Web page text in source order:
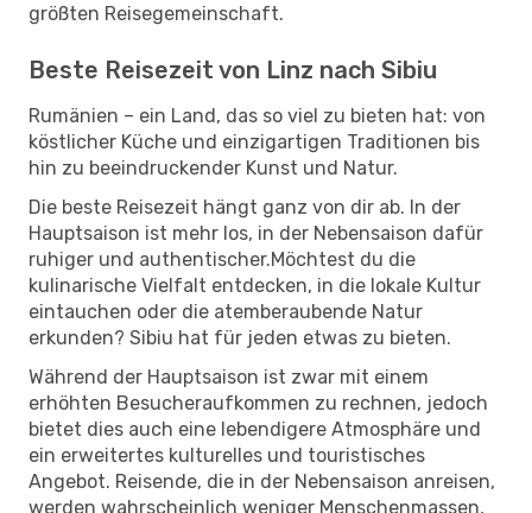
größten Reisegemeinschaft.
Beste Reisezeit von Linz nach Sibiu
Rumänien – ein Land, das so viel zu bieten hat: von
köstlicher Küche und einzigartigen Traditionen bis
hin zu beeindruckender Kunst und Natur.
Die beste Reisezeit hängt ganz von dir ab. In der
Hauptsaison ist mehr los, in der Nebensaison dafür
ruhiger und authentischer.Möchtest du die
kulinarische Vielfalt entdecken, in die lokale Kultur
eintauchen oder die atemberaubende Natur
erkunden? Sibiu hat für jeden etwas zu bieten.
Während der Hauptsaison ist zwar mit einem
erhöhten Besucheraufkommen zu rechnen, jedoch
bietet dies auch eine lebendigere Atmosphäre und
ein erweitertes kulturelles und touristisches
Angebot. Reisende, die in der Nebensaison anreisen,
werden wahrscheinlich weniger Menschenmassen,